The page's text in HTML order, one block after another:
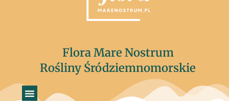
Flora Mare Nostrum
Rośliny Śródziemnomorskie